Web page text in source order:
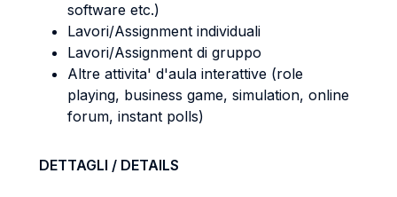
software etc.)
Lavori/Assignment individuali
Lavori/Assignment di gruppo
Altre attivita' d'aula interattive (role
playing, business game, simulation, online
forum, instant polls)
DETTAGLI / DETAILS